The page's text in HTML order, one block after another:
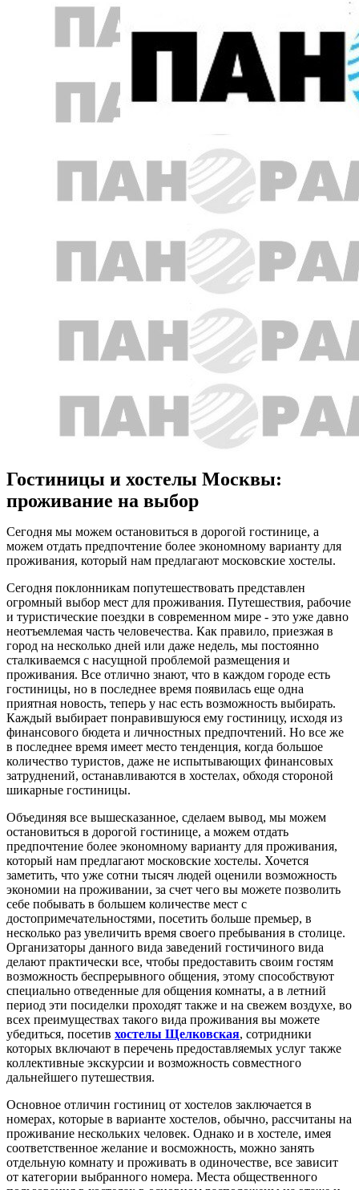
Гостиницы и хостелы Москвы:
проживание на выбор
Сегодня мы можем остановиться в дорогой гостинице, а
можем отдать предпочтение более экономному варианту для
проживания, который нам предлагают московские хостелы.
Сегодня поклонникам попутешествовать представлен
огромный выбор мест для проживания. Путешествия, рабочие
и туристические поездки в современном мире - это уже давно
неотъемлемая часть человечества. Как правило, приезжая в
город на несколько дней или даже недель, мы постоянно
сталкиваемся с насущной проблемой размещения и
проживания. Все отлично знают, что в каждом городе есть
гостиницы, но в последнее время появилась еще одна
приятная новость, теперь у нас есть возможность выбирать.
Каждый выбирает понравившуюся ему гостиницу, исходя из
финансового бюдета и личностных предпочтений. Но все же
в последнее время имеет место тенденция, когда большое
количество туристов, даже не испытывающих финансовых
затруднений, останавливаются в хостелах, обходя стороной
шикарные гостиницы.
Объединяя все вышесказанное, сделаем вывод, мы можем
остановиться в дорогой гостинице, а можем отдать
предпочтение более экономному варианту для проживания,
который нам предлагают московские хостелы. Хочется
заметить, что уже сотни тысяч людей оценили возможность
экономии на проживании, за счет чего вы можете позволить
себе побывать в большем количестве мест с
достопримечательностями, посетить больше премьер, в
несколько раз увеличить время своего пребывания в столице.
Организаторы данного вида заведений гостичиного вида
делают практически все, чтобы предоставить своим гостям
возможность беспрерывного общения, этому способствуют
специально отведенные для общения комнаты, а в летний
период эти посиделки проходят также и на свежем воздухе, во
всех преимуществах такого вида проживания вы можете
убедиться, посетив хостелы Щелковская, сотридники
которых включают в перечень предоставляемых услуг также
коллективные экскурсии и возможность совместного
дальнейшего путешествия.
Основное отличин гостиниц от хостелов заключается в
номерах, которые в варианте хостелов, обычно, рассчитаны на
проживание нескольких человек. Однако и в хостеле, имея
соответственное желание и восможность, можно занять
отдельную комнату и проживать в одиночестве, все зависит
от категории выбранного номера. Места общественного